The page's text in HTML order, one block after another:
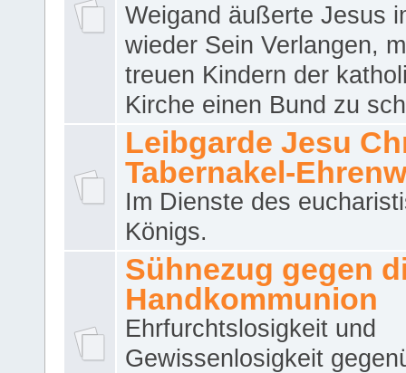
Weigand äußerte Jesus
wieder Sein Verlangen,
treuen Kindern der
Kirche einen Bund zu
Leibgarde Jesu
Tabernakel-
Im Dienste des
Königs.
Sühnezug gegen
Handkommunion
Ehrfurchtslosigkeit und
Gewissenlosigkeit